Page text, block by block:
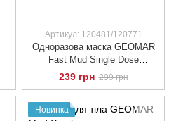
Артикул: 120481/120771
Одноразова маска GEOMAR
Fast Mud Single Dose
натурального походження, 80
239 грн 299 грн
Новинка